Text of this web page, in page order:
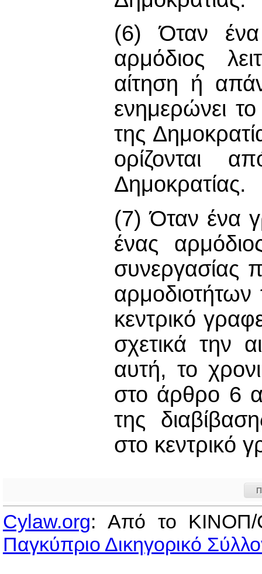
(6) Όταν
αρμόδιος
αίτηση ή
ενημερώνει
της
ορίζονται
Δημοκρατίας.
(7) Όταν ένα
ένας
συνεργασίας
αρμοδιοτήτων
κεντρικό
σχετικά την
αυτή, το
στο άρθρο 6
της
στο κεντρικό
Cylaw.org: Από το
Παγκύπριο Δικηγορικό